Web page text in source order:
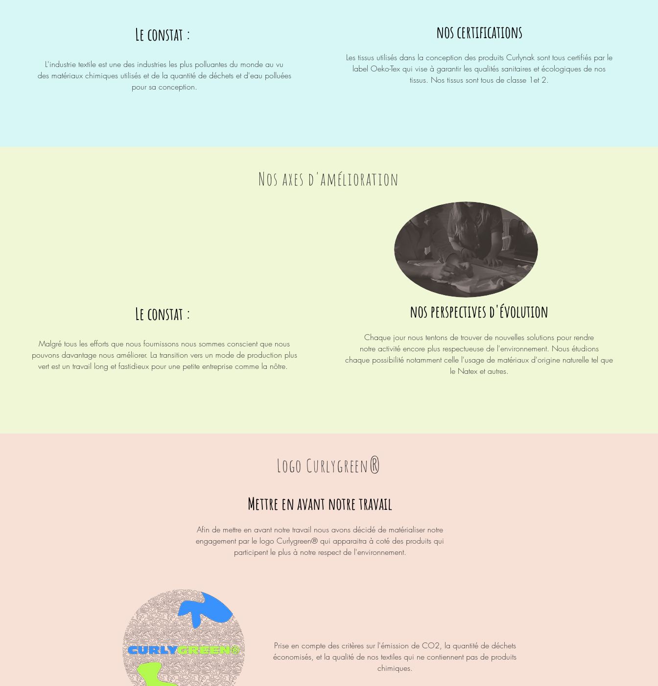
Le constat :
L'industrie textile est une des industries les plus polluantes du monde au vu
des matériauxchimiques utilisés et de la quantitéde déchetset d'eau polluées
pour sa conception​.
nos certifications
Les tissusutilisés dans la conception des produits Curlynak sont tous certifiés par le
label Oeko-Tex qui vise à garantir les qualités sanitaires etécologiques de nos
tissus. Nos tissus sont tous de classe 1et 2.
Nos axes d'amélioration
Le constat :
Malgré tous les efforts que nous fournissons nous sommes conscient que nous
pouvons davantage nous améliorer. La transition vers un mode de production plus
vert est un travail long etfastidieux pour une petite entreprise comme la nôtre.
nos perspectives d'évolution
Chaque jour nous tentons de trouver de nouvelles solutions pour rendre
notre activitéencore plus respectueuse de l'environnement. Nous étudions
chaque possibilité notammentcelle l'usage de matériaux d'origine naturelle tel que
le Natex et autres.
Logo Curlygreen®
Mettre en avant notre travail
Afin de mettre en avantnotre travail nous avons décidé de matérialiser notre
engagement par le logo Curlygreen® qui apparaitra à coté des produits qui
participent le plus à notre respect de l'environnement.
Prise en compte des critères sur l'émission de CO2, la quantité de déchets
économisés, et la qualité de nos textiles qui ne contiennent pas de produits
chimiques.